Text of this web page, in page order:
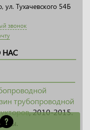
ул. Тухачевского 54Б
звонок
НАС
трубопроводной
, 2010-2015.